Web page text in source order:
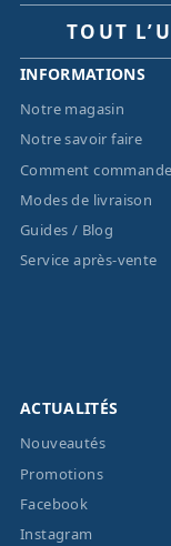
TOUT
INFORMATIONS
Notre magasin
Notre savoir faire
Comment
Modes de livraison
Guides / Blog
Service après-vente
ACTUALITÉS
Nouveautés
Promotions
Facebook
Instagram